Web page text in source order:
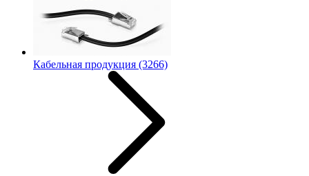
Кабельная продукция (3266)